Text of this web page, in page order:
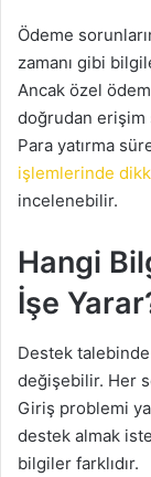
Ödeme
zamanı gibi
Ancak özel
doğrudan erişim
Para yatırma
işlemlerinde
incelenebilir.
Hangi
İşe
Destek
değişebilir. Her
Giriş problemi
destek almak
bilgiler farklıdır.